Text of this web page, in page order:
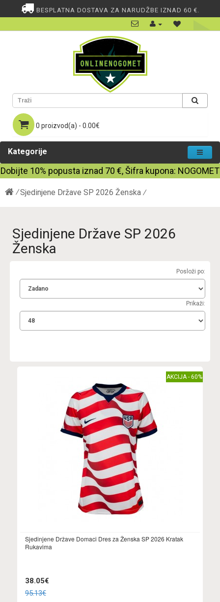
BESPLATNA DOSTAVA ZA NARUDŽBE IZNAD 60 €.
0 proizvod(a) - 0.00€
Kategorije
Dobijte 10% popusta iznad 70 €, Šifra kupona: NOGOMET
Sjedinjene Države SP 2026 Ženska
Sjedinjene Države SP 2026
Ženska
Posloži po:
Prikaži:
AKCIJA - 60%
Sjedinjene Države Domaci Dres za Ženska SP 2026 Kratak
Rukavima
38.05€
95.13€